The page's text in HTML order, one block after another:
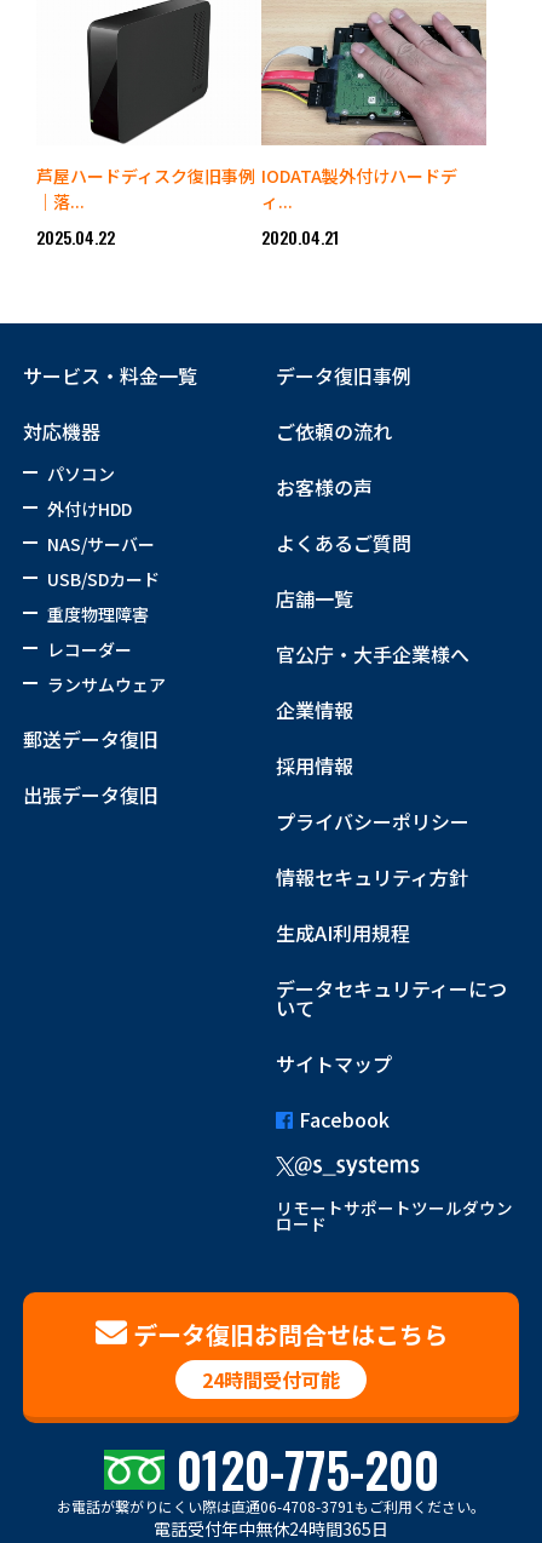
芦屋ハードディスク復旧事例
｜落...
2025.04.22
IODATA製外付けハードデ
ィ...
2020.04.21
サービス・料金一覧
対応機器
パソコン
外付けHDD
NAS/サーバー
USB/SDカード
重度物理障害
レコーダー
ランサムウェア
郵送データ復旧
出張データ復旧
データ復旧事例
ご依頼の流れ
お客様の声
よくあるご質問
店舗一覧
官公庁・大手企業様へ
企業情報
採用情報
プライバシーポリシー
情報セキュリティ方針
生成AI利用規程
データセキュリティーにつ
いて
サイトマップ
Facebook
リモートサポートツールダウン
ロード
データ復旧お問合せはこちら
24時間受付可能
0120-775-200
お電話が繋がりにくい際は直通06-4708-3791もご利用ください。
電話受付年中無休24時間365日